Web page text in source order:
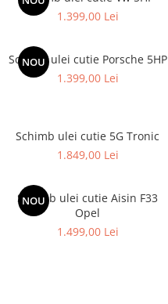
1.399,00 Lei
NOU
Schimb ulei cutie Porsche 5HP
1.399,00 Lei
Schimb ulei cutie 5G Tronic
1.849,00 Lei
NOU
Schimb ulei cutie Aisin F33
Opel
1.499,00 Lei